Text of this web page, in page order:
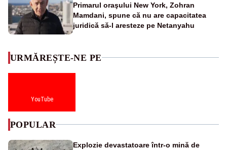
Primarul oraşului New York, Zohran
Mamdani, spune că nu are capacitatea
juridică să-l aresteze pe Netanyahu
URMĂREȘTE-NE PE
YouTube
POPULAR
Explozie devastatoare într-o mină de